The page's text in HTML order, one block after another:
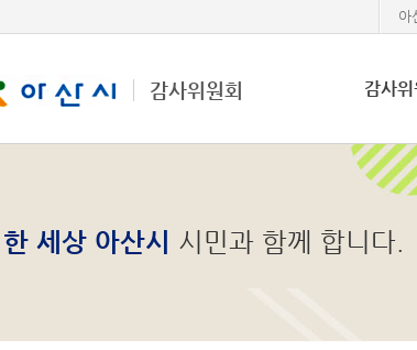
아
감사위원회 감사
세상 아산시 시민과 함께 합니다.